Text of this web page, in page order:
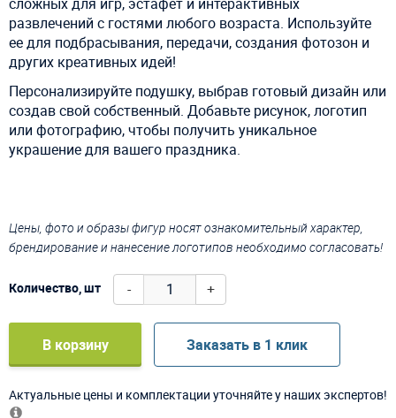
развлечений с гостями любого возраста. Используйте
ее для подбрасывания, передачи, создания фотозон и
других креативных идей!
Персонализируйте подушку, выбрав готовый дизайн или
создав свой собственный. Добавьте рисунок, логотип
или фотографию, чтобы получить уникальное
украшение для вашего праздника.
Цены, фото и образы фигур носят ознакомительный характер,
брендирование и нанесение логотипов необходимо согласовать!
Количество, шт - +
В корзину Заказать в 1 клик
Актуальные цены и комплектации уточняйте у наших экспертов!